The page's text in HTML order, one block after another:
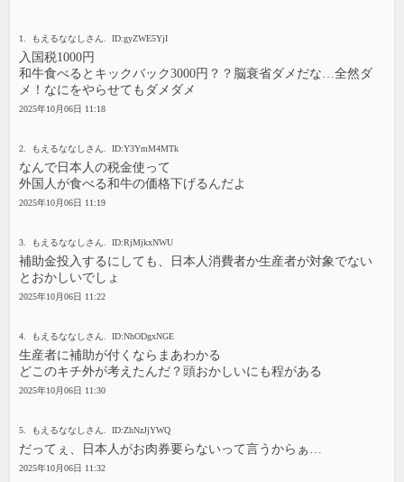
1. もえるななしさん. ID:gyZWE5YjI
入国税1000円
和牛食べるとキックバック3000円？？脳衰省ダメだな…全然ダ
メ！なにをやらせてもダメダメ
2025年10月06日 11:18
2. もえるななしさん. ID:Y3YmM4MTk
なんで日本人の税金使って
外国人が食べる和牛の価格下げるんだよ
2025年10月06日 11:19
3. もえるななしさん. ID:RjMjkxNWU
補助金投入するにしても、日本人消費者か生産者が対象でない
とおかしいでしょ
2025年10月06日 11:22
4. もえるななしさん. ID:NhODgxNGE
生産者に補助が付くならまあわかる
どこのキチ外が考えたんだ？頭おかしいにも程がある
2025年10月06日 11:30
5. もえるななしさん. ID:ZhNzJjYWQ
だってぇ、日本人がお肉券要らないって言うからぁ…
2025年10月06日 11:32